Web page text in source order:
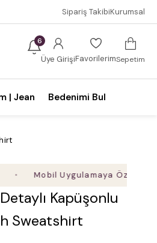
Sipariş TakibiKurumsal
6
Üye GirişiFavorilerimSepetim
| Jean Bedenimi Bul
Mobil Uygulamaya Özel Ek %5
Kapüşonlu
Sweatshirt